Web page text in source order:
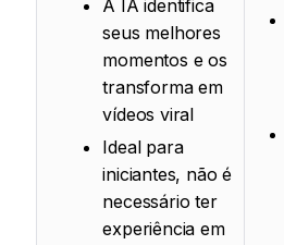
A IA identifica
seus melhores
momentos e os
transforma em
vídeos viral
Ideal para
iniciantes, não é
necessário ter
experiência em